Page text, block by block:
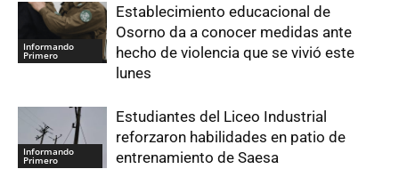
Informando
Primero
Establecimiento educacional de
Osorno da a conocer medidas ante
hecho de violencia que se vivió este
lunes
Informando
Primero
Estudiantes del Liceo Industrial
reforzaron habilidades en patio de
entrenamiento de Saesa